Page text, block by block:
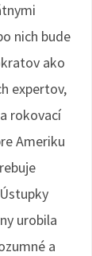
nich bude
ako
expertov,
rokovací
Ameriku
urobila
a